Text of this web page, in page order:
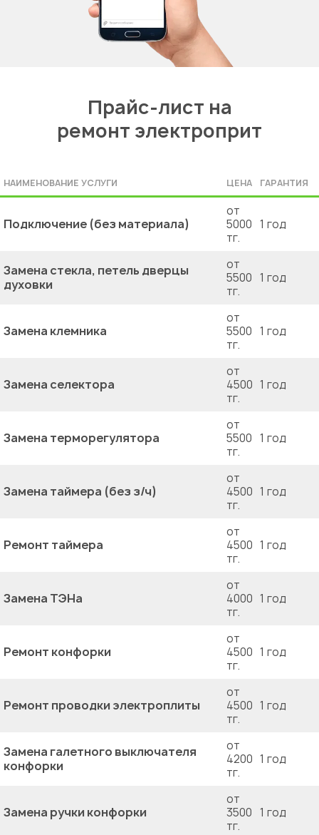
Прайс-лист на
ремонт электроприт
НАИМЕНОВАНИЕ УСЛУГИ ЦЕНА ГАРАНТИЯ
Подключение (без материала)
от
5000
тг.
1 год
Замена стекла, петель дверцы
духовки
от
5500
тг.
1 год
Замена клемника
от
5500
тг.
1 год
Замена селектора
от
4500
тг.
1 год
Замена терморегулятора
от
5500
тг.
1 год
Замена таймера (без з/ч)
от
4500
тг.
1 год
Ремонт таймера
от
4500
тг.
1 год
Замена ТЭНа
от
4000
тг.
1 год
Ремонт конфорки
от
4500
тг.
1 год
Ремонт проводки электроплиты
от
4500
тг.
1 год
Замена галетного выключателя
конфорки
от
4200
тг.
1 год
Замена ручки конфорки
от
3500
тг.
1 год